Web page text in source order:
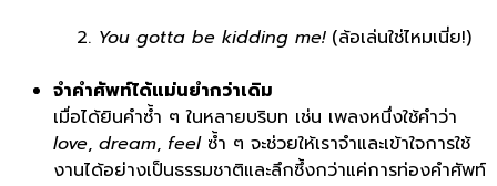
You gotta be kidding me!(ล้อเล่นใช่ไหมเนี่ย!)
จำคำศัพท์ได้แม่นยำกว่าเดิม
เมื่อได้ยินคำซ้ำ ๆ ในหลายบริบท เช่น เพลงหนึ่งใช้คำว่า
love, dream, feelซ้ำ ๆ จะช่วยให้เราจำและเข้าใจการใช้
งานได้อย่างเป็นธรรมชาติและลึกซึ้งกว่าแค่การท่องคำศัพท์